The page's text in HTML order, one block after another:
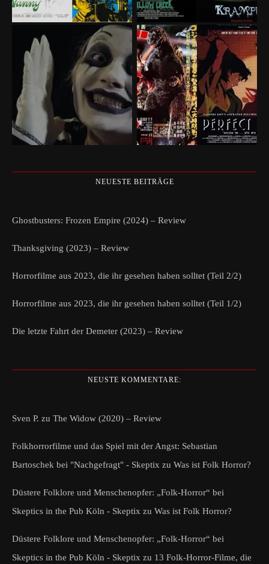
NEUESTE BEITRÄGE
Ghostbusters: Frozen Empire (2024) – Review
Thanksgiving (2023) – Review
Horrorfilme aus 2023, die ihr gesehen haben solltet (Teil 2/2)
Horrorfilme aus 2023, die ihr gesehen haben solltet (Teil 1/2)
Die letzte Fahrt der Demeter (2023) – Review
NEUSTE KOMMENTARE:
Sven P. zu The Widow (2020) – Review
Folkhorrorfilme und das Spiel mit der Angst: Sebastian
Bartoschek bei "Nachgefragt" - Skeptix zu Was ist Folk Horror?
Düstere Folklore und Menschenopfer: „Folk-Horror“ bei
Skeptics in the Pub Köln - Skeptix zu Was ist Folk Horror?
Düstere Folklore und Menschenopfer: „Folk-Horror“ bei
Skeptics in the Pub Köln - Skeptix zu 13 Folk-Horror-Filme, die